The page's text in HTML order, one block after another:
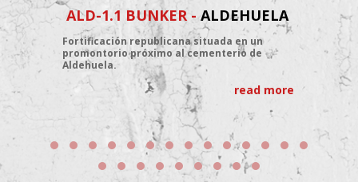
ALD-1.1 BUNKER -ALDEHUELA
Fortificación republicana situada en un
promontorio próximo al cementerio de
Aldehuela.
read more